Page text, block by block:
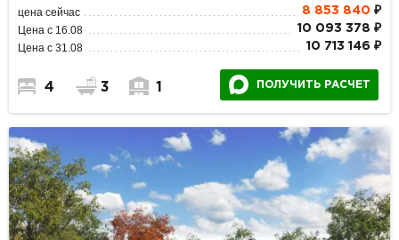
цена сейчас 8 853 840 ₽
Цена с 16.08 10 093 378 ₽
Цена с 31.08 10 713 146 ₽
4 3 1 ПОЛУЧИТЬ РАСЧЕТ